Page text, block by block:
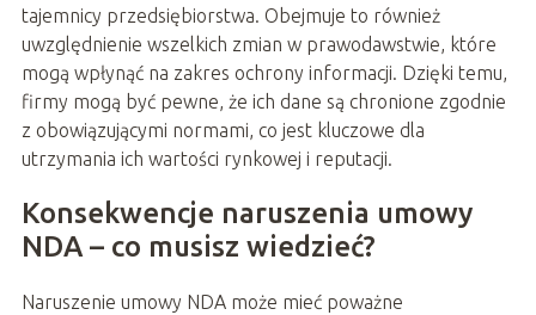
tajemnicy przedsiębiorstwa. Obejmuje to również
uwzględnienie wszelkich zmian w prawodawstwie, które
mogą wpłynąć na zakres ochrony informacji. Dzięki temu,
firmy mogą być pewne, że ich dane są chronione zgodnie
z obowiązującymi normami, co jest kluczowe dla
utrzymania ich wartości rynkowej i reputacji.
Konsekwencje naruszenia umowy
NDA – co musisz wiedzieć?
Naruszenie umowy NDA może mieć poważne